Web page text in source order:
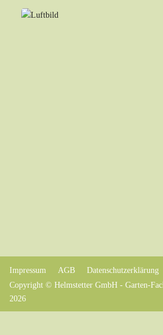
Impressum AGB Datenschutzerklärung
Copyright © Helmstetter GmbH - Garten-
2026